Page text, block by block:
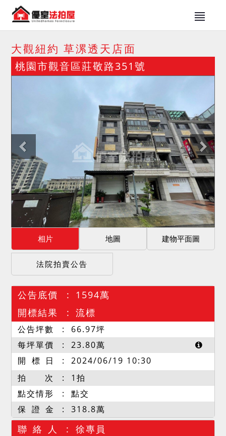
大觀紐約 草漯透天店面
桃園市觀音區莊敬路351號
相片 地圖 建物平面圖
法院拍賣公告
公告底價
1594萬
開標結果
流標
公告坪數 66.97坪
每坪單價
23.80萬
開 標 日
2024/06/19 10:30
拍 次
1拍
點交情形
點交
保 證 金
318.8萬
聯 絡 人 徐專員